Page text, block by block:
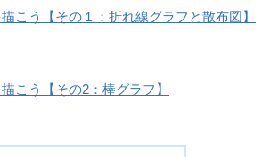
こう【その１：折れ線グラフと散布図】
こう【その2：棒グラフ】